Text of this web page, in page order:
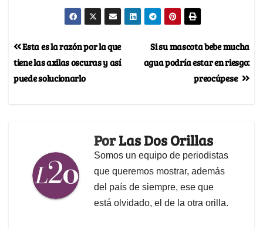
Si su mascota bebe mucha
agua podría estar en riesgo:
preocúpese
Esta es la razón por la que
tiene las axilas oscuras y así
puede solucionarlo
PorLas Dos Orillas
Somos un equipo de periodistas
que queremos mostrar, además
del país de siempre, ese que
está olvidado, el de la otra orilla.